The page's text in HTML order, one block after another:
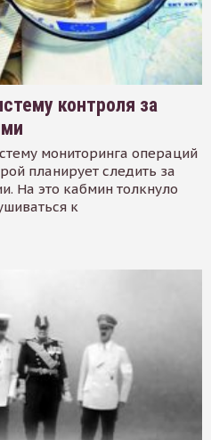
контроля за
мониторинга операций
планирует следить за
На это кабмин толкнуло
к